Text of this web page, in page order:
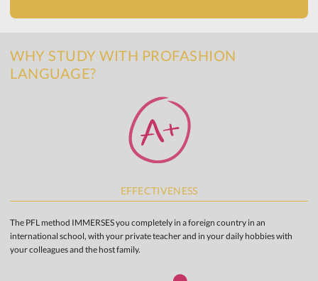
WHY STUDY WITH PROFASHION
LANGUAGE?
EFFECTIVENESS
The PFL method IMMERSES you completely in a foreign country in an
international school, with your private teacher and in your daily hobbies with
your colleagues and the host family.